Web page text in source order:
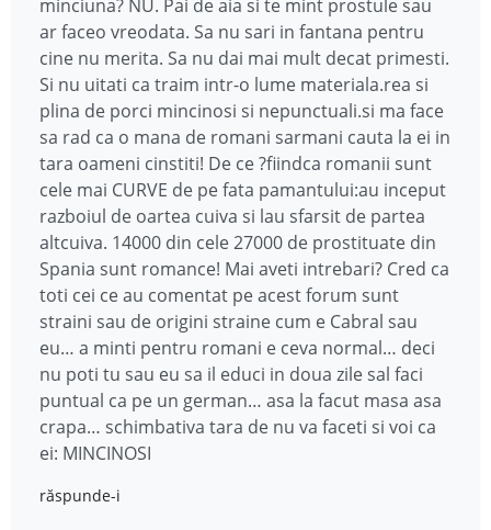
minciuna? NU. Pai de aia si te mint prostule sau
ar faceo vreodata. Sa nu sari in fantana pentru
cine nu merita. Sa nu dai mai mult decat primesti.
Si nu uitati ca traim intr-o lume materiala.rea si
plina de porci mincinosi si nepunctuali.si ma face
sa rad ca o mana de romani sarmani cauta la ei in
tara oameni cinstiti! De ce ?fiindca romanii sunt
cele mai CURVE de pe fata pamantului:au inceput
razboiul de oartea cuiva si lau sfarsit de partea
altcuiva. 14000 din cele 27000 de prostituate din
Spania sunt romance! Mai aveti intrebari? Cred ca
toti cei ce au comentat pe acest forum sunt
straini sau de origini straine cum e Cabral sau
eu… a minti pentru romani e ceva normal… deci
nu poti tu sau eu sa il educi in doua zile sal faci
puntual ca pe un german… asa la facut masa asa
crapa… schimbativa tara de nu va faceti si voi ca
ei: MINCINOSI
răspunde-i